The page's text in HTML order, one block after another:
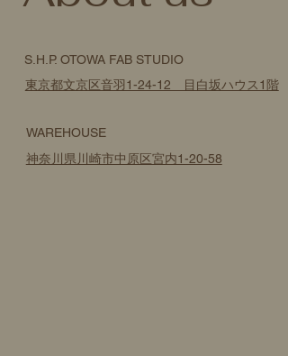
S.H.P. OTOWA FAB STUDIO
東京都文京区音羽1-24-12 目白坂ハウス1階
WAREHOUSE
神奈川県川崎市中原区宮内1-20-58